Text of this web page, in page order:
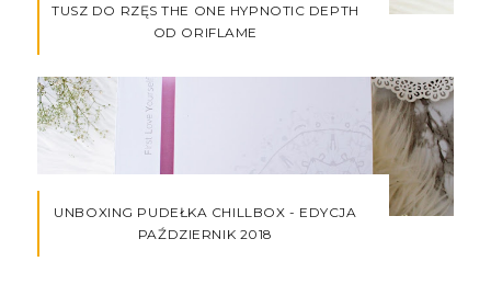
TUSZ DO RZĘS THE ONE HYPNOTIC DEPTH
OD ORIFLAME
UNBOXING PUDEŁKA CHILLBOX - EDYCJA
PAŹDZIERNIK 2018